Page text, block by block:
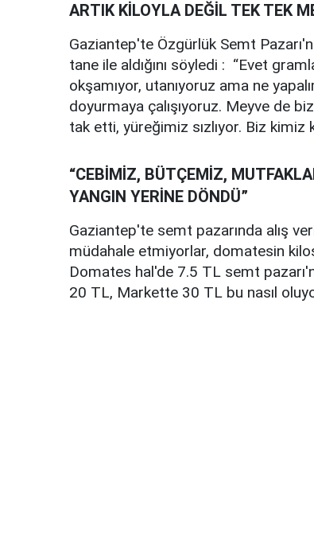
ARTIK KİLOYLA DEĞİL TEK TEK
Gaziantep'te Özgürlük Semt
tane ile aldığını söyledi : “Evet
okşamıyor, utanıyoruz ama ne
doyurmaya çalışıyoruz. Meyve de
tak etti, yüreğimiz sızlıyor. Biz kimiz
“CEBİMİZ, BÜTÇEMİZ,
YANGIN YERİNE DÖNDÜ”
Gaziantep'te semt pazarında alış
müdahale etmiyorlar, domatesin
Domates hal'de 7.5 TL semt
20 TL, Markette 30 TL bu nasıl